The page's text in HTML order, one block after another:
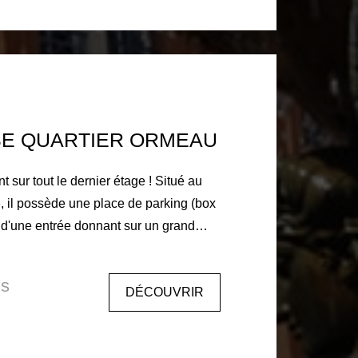
des parties communes, provision
Honoraires à la charge
QUARTIER ORMEAU
tout le dernier étage ! Situé au
il possède une place de parking (box
entrée donnant sur un grand
cuisine séparée et aménagée.
nuit avec 3 chambres, et une
à 30 min de la gare Matabiau. 5 min
DÉCOUVRIR